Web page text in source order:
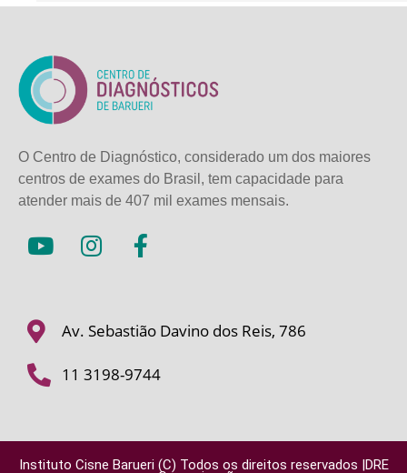
O Centro de Diagnóstico, considerado um dos maiores
centros de exames do Brasil, tem capacidade para
atender mais de 407 mil exames mensais.
Av. Sebastião Davino dos Reis, 786
11 3198-9744
Instituto Cisne Barueri (C) Todos os direitos reservados |DRE